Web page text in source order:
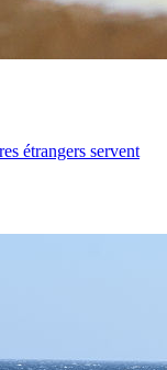
étrangers servent